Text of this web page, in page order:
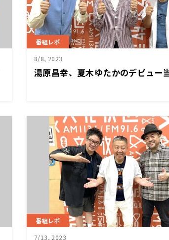
番組レポ
8/8, 2023
湯原昌幸、夏木ゆたかのデビュー
番組レポ
7/13, 2023